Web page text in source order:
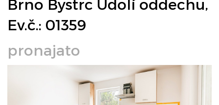
Brno Bystrc Údolí oddechu,
Ev.č.: 01359
pronajato